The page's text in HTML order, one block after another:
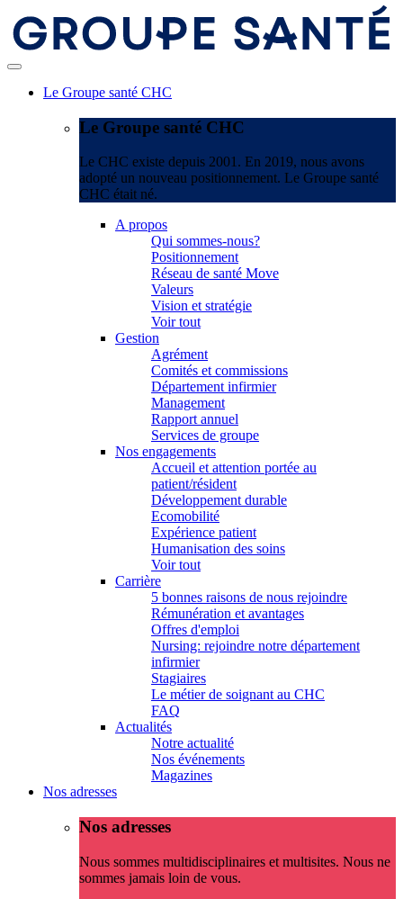
Le Groupe santé CHC
Le Groupe santé CHC
Le CHC existe depuis 2001. En 2019, nous avons
adopté un nouveau positionnement. Le Groupe santé
CHC était né.
A propos
Qui sommes-nous?
Positionnement
Réseau de santé Move
Valeurs
Vision et stratégie
Voir tout
Gestion
Agrément
Comités et commissions
Département infirmier
Management
Rapport annuel
Services de groupe
Nos engagements
Accueil et attention portée au
patient/résident
Développement durable
Ecomobilité
Expérience patient
Humanisation des soins
Voir tout
Carrière
5 bonnes raisons de nous rejoindre
Rémunération et avantages
Offres d'emploi
Nursing: rejoindre notre département
infirmier
Stagiaires
Le métier de soignant au CHC
FAQ
Actualités
Notre actualité
Nos événements
Magazines
Nos adresses
Nos adresses
Nous sommes multidisciplinaires et multisites. Nous ne
sommes jamais loin de vous.